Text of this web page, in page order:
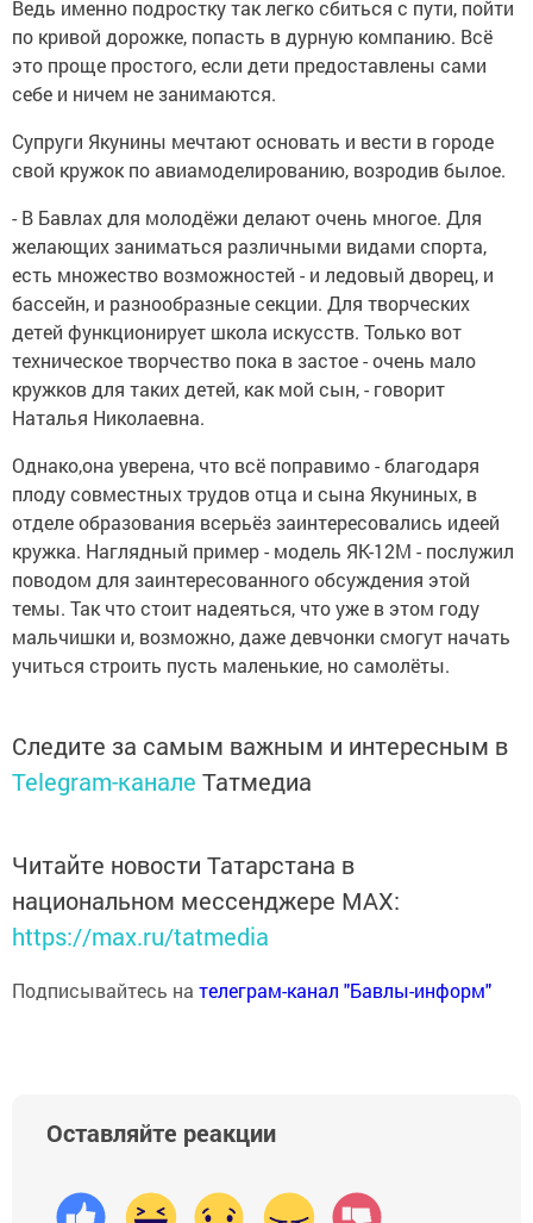
Ведь именно подростку так легко сбиться с пути, пойти
по кривой дорожке, попасть в дурную компанию. Всё
это проще простого, если дети предоставлены сами
себе и ничем не занимаются.
Супруги Якунины мечтают основать и вести в городе
свой кружок по авиамоделированию, возродив былое.
- В Бавлах для молодёжи делают очень многое. Для
желающих заниматься различными видами спорта,
есть множество возможностей - и ледовый дворец, и
бассейн, и разнообразные секции. Для творческих
детей функционирует школа искусств. Только вот
техническое творчество пока в застое - очень мало
кружков для таких детей, как мой сын, - говорит
Наталья Николаевна.
Однако,она уверена, что всё поправимо - благодаря
плоду совместных трудов отца и сына Якуниных, в
отделе образования всерьёз заинтересовались идеей
кружка. Наглядный пример - модель ЯК-12М - послужил
поводом для заинтересованного обсуждения этой
темы. Так что стоит надеяться, что уже в этом году
мальчишки и, возможно, даже девчонки смогут начать
учиться строить пусть маленькие, но самолёты.
Следите за самым важным и интересным в
Telegram-канале Татмедиа
Читайте новости Татарстана в
национальном мессенджере MАХ:
https://max.ru/tatmedia
Подписывайтесь на телеграм-канал "Бавлы-информ"
Оставляйте реакции